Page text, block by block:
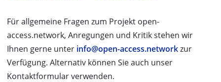
Für allgemeine Fragen zum Projekt open-
access.network, Anregungen und Kritik stehen wir
Ihnen gerne unter info@open-access.networkzur
Verfügung. Alternativ können Sie auch unser
Kontaktformular verwenden.